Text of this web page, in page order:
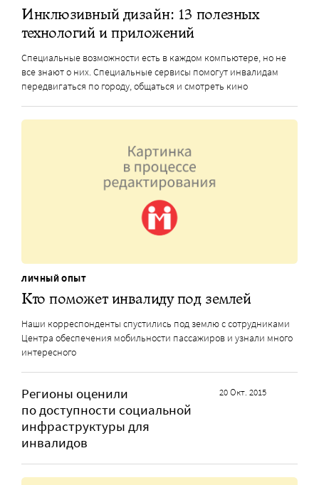
Инклюзивный дизайн: 13 полезных
технологий и приложений
Специальные возможности есть в каждом компьютере, но не
все знают о них. Специальные сервисы помогут инвалидам
передвигаться по городу, общаться и смотреть кино
ЛИЧНЫЙ ОПЫТ
Кто поможет инвалиду под землей
Наши корреспонденты спустились под землю с сотрудниками
Центра обеспечения мобильности пассажиров и узнали много
интересного
Регионы оценили
по доступности социальной
инфраструктуры для
инвалидов
20 Окт. 2015